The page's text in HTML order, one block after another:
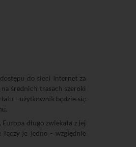
do sieci Internet za
średnich trasach szeroki
- użytkownik będzie się
długo zwlekała z jej
łączy je jedno - względnie